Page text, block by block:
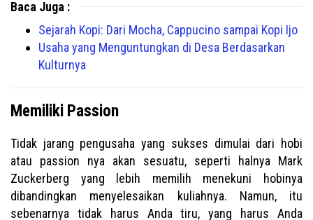
Baca Juga :
Sejarah Kopi: Dari Mocha, Cappucino sampai Kopi Ijo
Usaha yang Menguntungkan di Desa Berdasarkan
Kulturnya
Memiliki Passion
Tidak jarang pengusaha yang sukses dimulai dari hobi
atau passion nya akan sesuatu, seperti halnya Mark
Zuckerberg yang lebih memilih menekuni hobinya
dibandingkan menyelesaikan kuliahnya. Namun, itu
sebenarnya tidak harus Anda tiru, yang harus Anda